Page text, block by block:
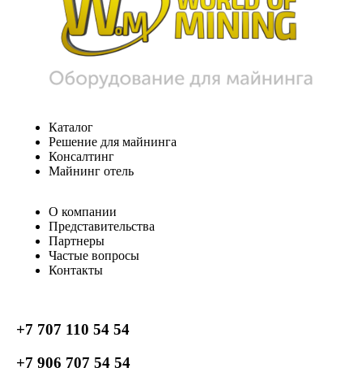
Каталог
Решение для майнинга
Консалтинг
Майнинг отель
О компании
Представительства
Партнеры
Частые вопросы
Контакты
+7 707 110 54 54
+7 906 707 54 54